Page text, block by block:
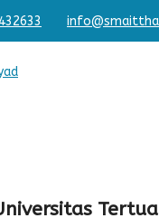
Pribadi Shaleh &